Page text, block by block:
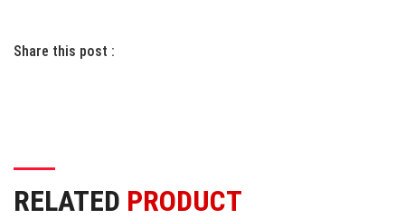
Share this post :
RELATED PRODUCT